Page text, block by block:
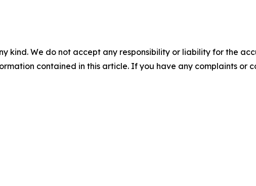
kind. We do not accept any responsibility or liability for the
contained in this article. If you have any complaints or